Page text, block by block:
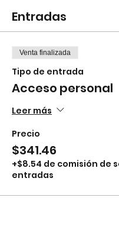
Entradas
Venta finalizada
Tipo de entrada
Acceso personal
Leer más
Precio
$341.46
+$8.54 de comisión de
entradas